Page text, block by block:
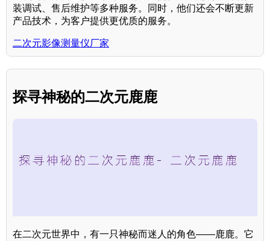
装调试、售后维护等多种服务。同时，他们还会不断更新
产品技术，为客户提供更优质的服务。
二次元影像测量仪厂家
探寻神秘的二次元鹿鹿
在二次元世界中，有一只神秘而迷人的角色——鹿鹿。它